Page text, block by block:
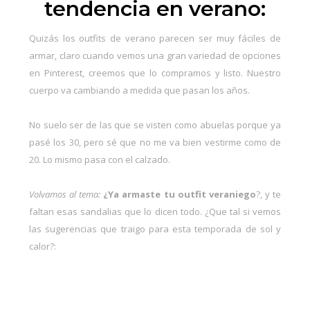
tendencia en verano:
Quizás los outfits de verano parecen ser muy fáciles de
armar, claro cuando vemos una gran variedad de opciones
en Pinterest, creemos que lo compramos y listo. Nuestro
cuerpo va cambiando a medida que pasan los años.
No suelo ser de las que se visten como abuelas porque ya
pasé los 30, pero sé que no me va bien vestirme como de
20. Lo mismo pasa con el calzado.
Volvamos al tema: ¿Ya armaste tu outfit veraniego?, y te
faltan esas sandalias que lo dicen todo. ¿Que tal si vemos
las sugerencias que traigo para esta temporada de sol y
calor?: